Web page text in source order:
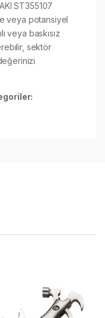
ST355107
veya potansiyel
veya baskısız
sektör